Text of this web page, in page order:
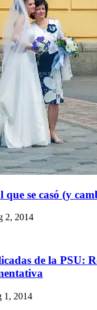
que se casó (y
2, 2014
de la PSU:
1, 2014